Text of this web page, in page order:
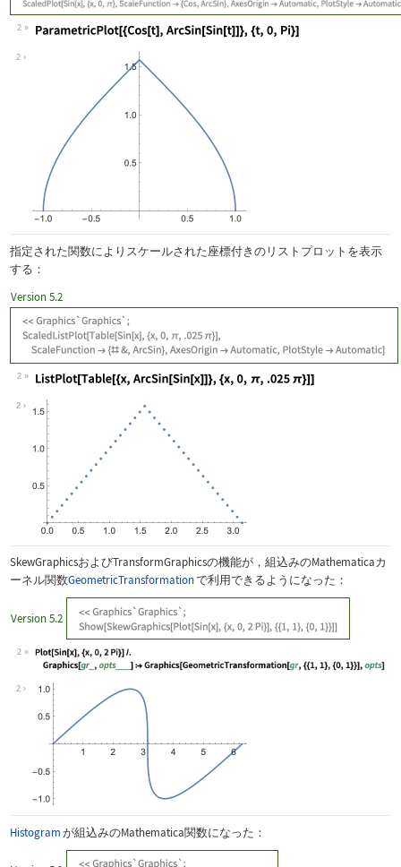
2
Wolfram Language code: ParametricPlot[{Cos[t],
2
指定された関数によりスケールされた座標付きのリストプロットを表示
する：
Version 5.2
2
Wolfram Language code: ListPlot[Table[{x, ArcSin[Sin[x]]},
2
SkewGraphicsおよびTransformGraphicsの機能が，組込みのMathematicaカ
ーネル関数GeometricTransformationで利用できるようになった：
Version 5.2
2
Wolfram Language code:Plot[Sin[x], {x, 0, 2Pi}] /.
2
Histogramが組込みのMathematica関数になった：